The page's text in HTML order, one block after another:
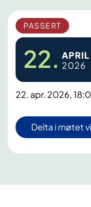
PASSERT
22. APRIL
2026
22. apr. 2026,
Delta i møtet